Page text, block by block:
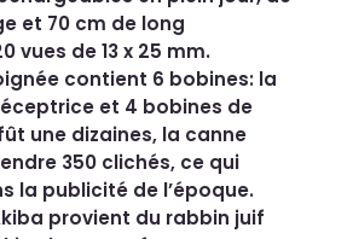
et 70 cm de long
vues de 13 x 25 mm.
contient 6 bobines: la
et 4 bobines de
une dizaines, la canne
350 clichés, ce qui
la publicité de l’époque.
provient du rabbin juif